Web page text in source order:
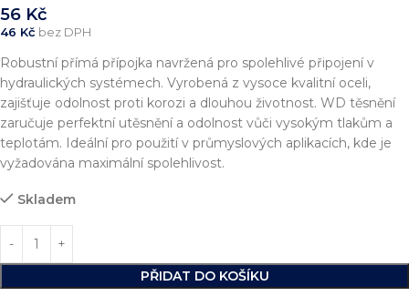
56 Kč
46 Kč bez DPH
Robustní přímá přípojka navržená pro spolehlivé připojení v
hydraulických systémech. Vyrobená z vysoce kvalitní oceli,
zajišťuje odolnost proti korozi a dlouhou životnost. WD těsnění
zaručuje perfektní utěsnění a odolnost vůči vysokým tlakům a
teplotám. Ideální pro použití v průmyslových aplikacích, kde je
vyžadována maximální spolehlivost.
Skladem
PŘIDAT DO KOŠÍKU